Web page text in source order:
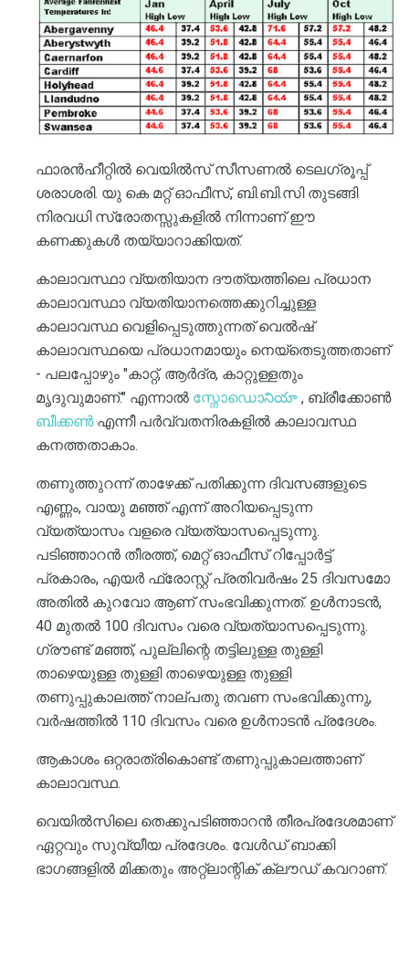
ഫാരൻഹീറ്റിൽ വെയിൽസ് സീസണൽ ടെലഗ്രൂപ്പ്
ശരാശരി. യു കെ മറ്റ് ഓഫീസ്, ബി.ബി.സി തുടങ്ങി
നിരവധി സ്രോതസ്സുകളിൽ നിന്നാണ് ഈ
കണക്കുകൾ തയ്യാറാക്കിയത്.
കാലാവസ്ഥാ വ്യതിയാന ദൗത്യത്തിലെ പ്രധാന
കാലാവസ്ഥാ വ്യതിയാനത്തെക്കുറിച്ചുള്ള
കാലാവസ്ഥ വെളിപ്പെടുത്തുന്നത് വെൽഷ്
കാലാവസ്ഥയെ പ്രധാനമായും നെയ്തെടുത്തതാണ്
- പലപ്പോഴും "കാറ്റ്, ആർദ്ര, കാറ്റുള്ളതും
മൃദുവുമാണ്." എന്നാൽ സ്നോഡൊనియా , ബ്രീക്കോൺ
ബീക്കൺഎന്നീ പർവ്വതനിരകളിൽ കാലാവസ്ഥ
കനത്തതാകാം.
തണുത്തുറന്ന് താഴേക്ക് പതിക്കുന്ന ദിവസങ്ങളുടെ
എണ്ണം, വായു മഞ്ഞ് എന്ന് അറിയപ്പെടുന്ന
വ്യത്യാസം വളരെ വ്യത്യാസപ്പെടുന്നു.
പടിഞ്ഞാറൻ തീരത്ത്, മെറ്റ് ഓഫീസ് റിപ്പോർട്ട്
പ്രകാരം, എയർ ഫ്രോസ്റ്റ് പ്രതിവർഷം 25 ദിവസമോ
അതിൽ കുറവോ ആണ് സംഭവിക്കുന്നത്. ഉൾനാടൻ,
40 മുതൽ 100 ​​ദിവസം വരെ വ്യത്യാസപ്പെടുന്നു.
ഗ്രൗണ്ട് മഞ്ഞ്, പുല്ലിന്റെ തട്ടിലുള്ള തുള്ളി
താഴെയുള്ള തുള്ളി താഴെയുള്ള തുള്ളി
തണുപ്പുകാലത്ത് നാല്പതു തവണ സംഭവിക്കുന്നു,
വർഷത്തിൽ 110 ദിവസം വരെ ഉൾനാടൻ പ്രദേശം.
ആകാശം ഒറ്റരാത്രികൊണ്ട് തണുപ്പുകാലത്താണ്
കാലാവസ്ഥ.
വെയിൽസിലെ തെക്കുപടിഞ്ഞാറൻ തീരപ്രദേശമാണ്
ഏറ്റവും സുവ്യീയ പ്രദേശം. വേൾഡ് ബാക്കി
ഭാഗങ്ങളിൽ മിക്കതും അറ്റ്ലാന്റിക് ക്ലൗഡ് കവറാണ്.